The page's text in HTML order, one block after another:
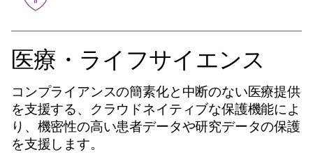
医療・ライフサイエンス
コンプライアンスの簡素化と中断のない医療提供
を支援する、クラウドネイティブな保護機能によ
り、機密性の高い患者データや研究データの保護
を支援します。